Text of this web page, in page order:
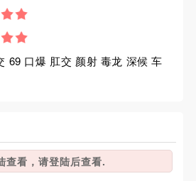
69 口爆 肛交 颜射 毒龙 深候 车
查看，请登陆后查看.